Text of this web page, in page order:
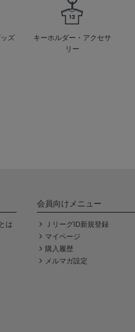
ズ
キーホルダー・アクセサ
リー
は
会員向けメニュー
ＪリーグID新規登録
マイページ
購入履歴
メルマガ設定